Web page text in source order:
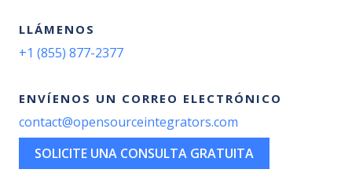
LLÁMENOS
+1 (855) 877-2377
ENVÍENOS UN CORREO ELECTRÓNICO
contact@opensourceintegrators.com
SOLICITE UNA CONSULTA GRATUITA